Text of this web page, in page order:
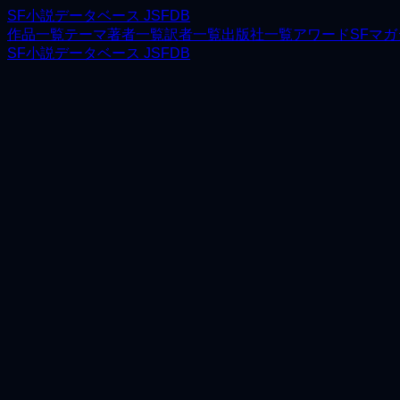
SF小説データベース JSFDB
作品一覧テーマ著者一覧訳者一覧出版社一覧アワードSFマガ
SF小説データベース JSFDB